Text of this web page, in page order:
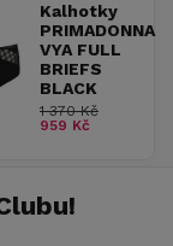
Kalhotky
PRIMADONNA
VYA FULL
BRIEFS
BLACK
1 370 Kč
959 Kč